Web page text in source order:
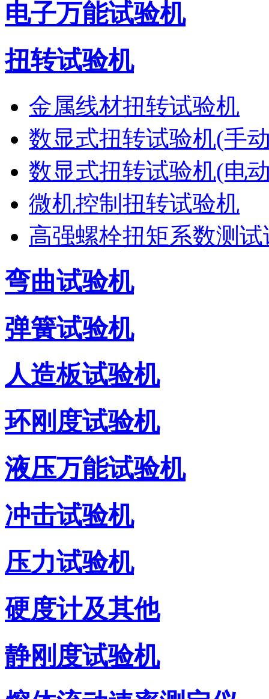
电子万能试验机
扭转试验机
金属线材扭转试验机
数显式扭转试验机(手
数显式扭转试验机(电
微机控制扭转试验机
高强螺栓扭矩系数测
弯曲试验机
弹簧试验机
人造板试验机
环刚度试验机
液压万能试验机
冲击试验机
压力试验机
硬度计及其他
静刚度试验机